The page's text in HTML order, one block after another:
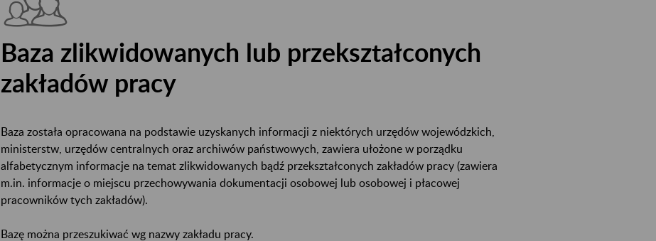
Baza zlikwidowanych lub przekształconych
zakładów pracy
Baza została opracowana na podstawie uzyskanych informacji z niektórych urzędów wojewódzkich,
ministerstw, urzędów centralnych oraz archiwów państwowych, zawiera ułożone w porządku
alfabetycznym informacje na temat zlikwidowanych bądź przekształconych zakładów pracy (zawiera
m.in. informacje o miejscu przechowywania dokumentacji osobowej lub osobowej i płacowej
pracowników tych zakładów).
Bazę można przeszukiwać wg nazwy zakładu pracy.